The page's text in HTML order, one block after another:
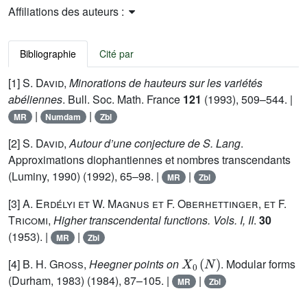
Affiliations des auteurs :
Bibliographie Cité par
[1]S. David, Minorations de hauteurs sur les variétés
abéliennes. Bull. Soc. Math. France 121 (1993), 509–544. |
MR | Numdam | Zbl
[2]S. David,Autour d’une conjecture de S. Lang.
Approximations diophantiennes et nombres transcendants
(Luminy, 1990) (1992), 65–98. | MR | Zbl
[3]A. Erdélyi et W. Magnus et F. Oberhettinger, et F.
Tricomi, Higher transcendental functions. Vols. I, II. 30
(1953). |
MR | Zbl
[4] B. H. Gross, Heegner points on
N
. Modular forms
(Durham, 1983) (1984), 87–105. | MR | Zbl